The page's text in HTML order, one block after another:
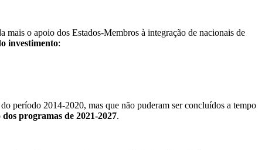
mais o apoio dos Estados-Membros à integração de nacionais de
investimento:
período 2014-2020, mas que não puderam ser concluídos a tempo
programas de 2021-2027.